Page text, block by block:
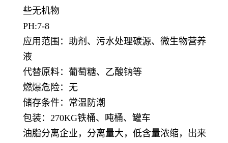
些无机物
PH:7-8
应用范围：助剂、污水处理碳源、微生物营养
液
代替原料：葡萄糖、乙酸钠等
燃爆危险：无
储存条件：常温防潮
包装：270KG铁桶、吨桶、罐车
油脂分离企业，分离量大，低含量浓缩，出来